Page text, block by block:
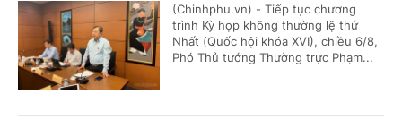
(Chinhphu.vn) - Tiếp tục chương
trình Kỳ họp không thường lệ thứ
Nhất (Quốc hội khóa XVI), chiều 6/8,
Phó Thủ tướng Thường trực Phạm...